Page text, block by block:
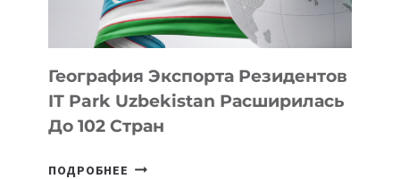
География Экспорта Резидентов
IT Park Uzbekistan Расширилась
До 102 Стран
ПОДРОБНЕЕ ГЕОГРАФИЯ